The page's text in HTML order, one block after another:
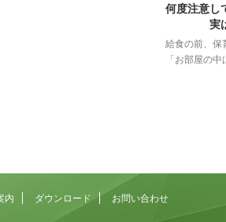
訪問でも、この「落ち着かな
何度注意し
実
給食の前、保
「お部屋の
いて、ゆっ
間には、も
起こります
うお子さん
内 ダウンロード お問い合わせ